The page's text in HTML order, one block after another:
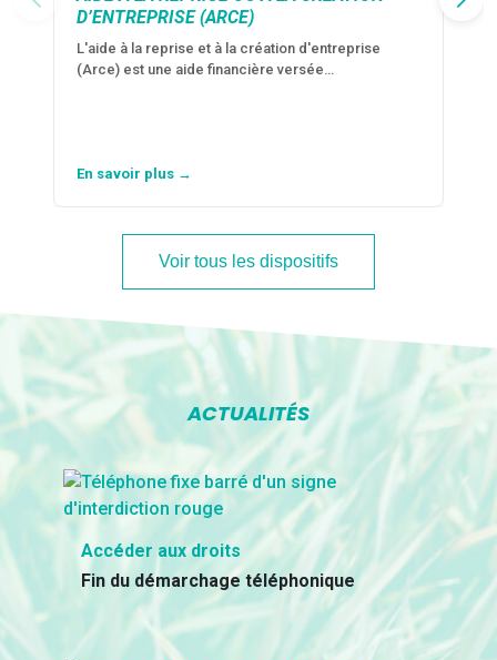
D’ENTREPRISE (ARCE)
L'aide à la reprise et à la création d'entreprise
(Arce) est une aide financière versée…
En savoir plus →
Voir tous les dispositifs
ACTUALITÉS
Accéder aux droits
Fin du démarchage téléphonique